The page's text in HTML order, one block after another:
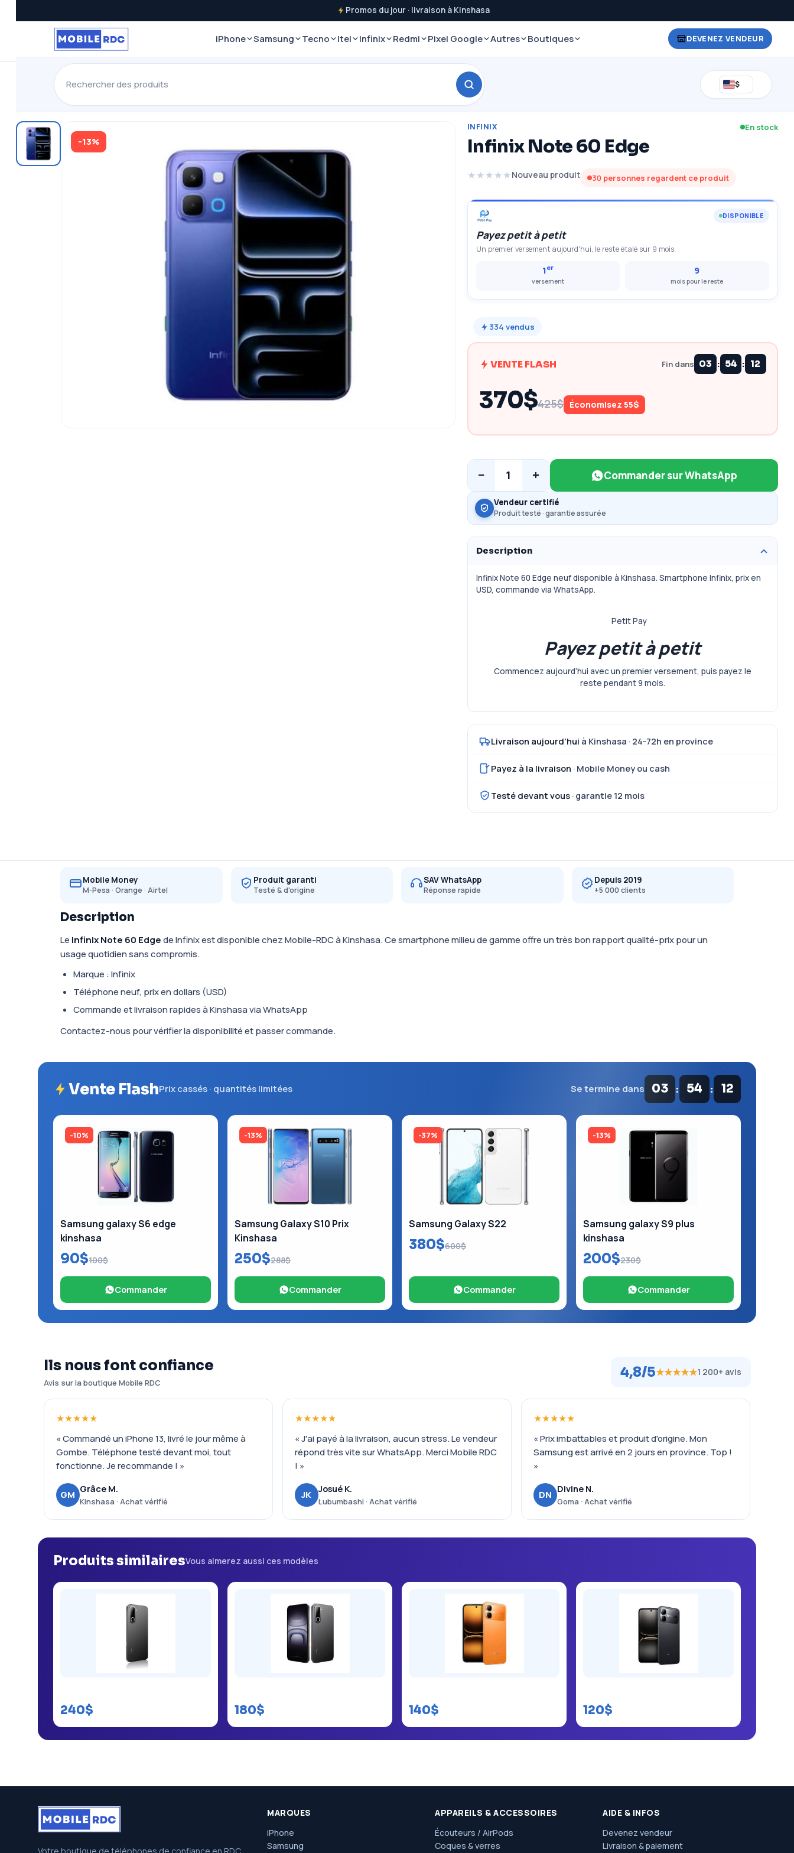
Promos du jour · livraison à Kinshasa
iPhone Samsung Tecno Itel Infinix Redmi Pixel Google Autres Boutiques DEVENEZ VENDEUR
$
-13%
INFINIX En stock
Infinix Note 60 Edge
★★★★★Nouveau produit 30 personnes regardent ce produit
DISPONIBLE
Payez petit à petit
Un premier versement aujourd'hui, le reste étalé sur 9 mois.
1er
versement
9
mois pour le reste
334 vendus
VENTE FLASH Fin dans 03 : 54 : 11
370$425$ Économisez 55$
− 1 + Commander sur WhatsApp
Vendeur certifié
Produit testé · garantie assurée
Description
Infinix Note 60 Edge neuf disponible à Kinshasa. Smartphone Infinix, prix en
USD, commande via WhatsApp.
Petit Pay
Payez petit à petit
Commencez aujourd’hui avec un premier versement, puis payez le
reste pendant 9 mois.
Livraison aujourd'hui à Kinshasa · 24-72h en province
Payez à la livraison · Mobile Money ou cash
Testé devant vous· garantie 12 mois
Mobile Money
M-Pesa · Orange · Airtel
Produit garanti
Testé & d'origine
SAV WhatsApp
Réponse rapide
Depuis 2019
+5 000 clients
Description
Le Infinix Note 60 Edgede Infinix est disponible chez Mobile-RDC à Kinshasa. Ce smartphone milieu de gamme offre un très bon rapport qualité-prix pour un
usage quotidien sans compromis.
Marque : Infinix
Téléphone neuf, prix en dollars (USD)
Commande et livraison rapides à Kinshasa via WhatsApp
Contactez-nous pour vérifier la disponibilité et passer commande.
Vente FlashPrix cassés · quantités limitées Se termine dans 03 : 54 : 12
-10%
Samsung galaxy S6 edge
kinshasa
90$100$
Commander
-13%
Samsung Galaxy S10 Prix
Kinshasa
250$288$
Commander
-37%
Samsung Galaxy S22
380$600$
Commander
-13%
Samsung galaxy S9 plus
kinshasa
200$230$
Commander
Ils nous font confiance
Avis sur la boutique Mobile RDC
4,8/5★★★★★1 200+ avis
★★★★★
« Commandé un iPhone 13, livré le jour même à
Gombe. Téléphone testé devant moi, tout
fonctionne. Je recommande ! »
GM Grâce M.
Kinshasa · Achat vérifié
★★★★★
« J'ai payé à la livraison, aucun stress. Le vendeur
répond très vite sur WhatsApp. Merci Mobile RDC
! »
JK Josué K.
Lubumbashi · Achat vérifié
★★★★★
« Prix imbattables et produit d'origine. Mon
Samsung est arrivé en 2 jours en province. Top !
»
DN Divine N.
Goma · Achat vérifié
Produits similairesVous aimerez aussi ces modèles
240$ 180$ 140$ 120$
MARQUES
iPhone
Samsung
APPAREILS & ACCESSOIRES
Écouteurs / AirPods
Coques & verres
AIDE & INFOS
Devenez vendeur
Livraison & paiement